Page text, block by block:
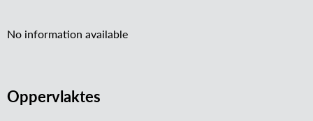
No information available
Oppervlaktes